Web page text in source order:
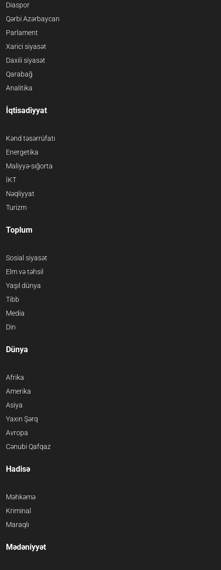
Diaspor
Qərbi Azərbaycan
Parlament
Xarici siyasət
Daxili siyasət
Qarabağ
Analitika
İqtisadiyyat
Kənd təsərrüfatı
Energetika
Maliyyə-sığorta
İKT
Nəqliyyat
Turizm
Toplum
Sosial siyasət
Elm və təhsil
Yaşıl dünya
Tibb
Media
Din
Dünya
Afrika
Amerika
Asiya
Yaxın Şərq
Avropa
Cənubi Qafqaz
Hadisə
Məhkəmə
Kriminal
Maraqlı
Mədəniyyət